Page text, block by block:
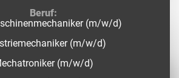
Beruf:
(m/w/d)
(m/w/d)
(m/w/d)